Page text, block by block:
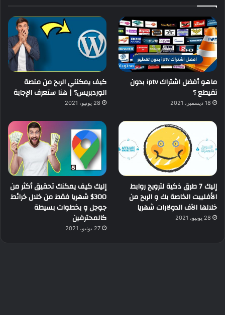
ماهو أفضل اشتراك iptv بدون
تقيطع ؟
18 ديسمبر، 2021
كيف يمكنني الربح من منصة
الوردبريس؟ | هنا ستعرف الإجابة
28 يونيو، 2021
إليك 7 طرق ذكية لترويج روابط
الأفلييت الخاصة بك و الربح من
خلالها الآف الدولارات شهريا
28 يونيو، 2021
إليك كيف يمكنك تحقيق أكثر من
300$ شهريا فقط من خلال خرائط
جوجل و بخطوات بسيطة
كالمحترفين
27 يونيو، 2021